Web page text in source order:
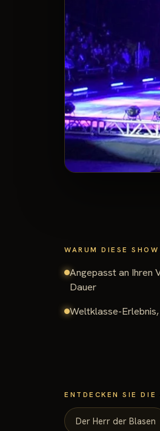
WARUM DIESE SHOW
Angepasst an Ihren
Dauer
Weltklasse-
ENTDECKEN SIE DIE
Der Herr der Blasen